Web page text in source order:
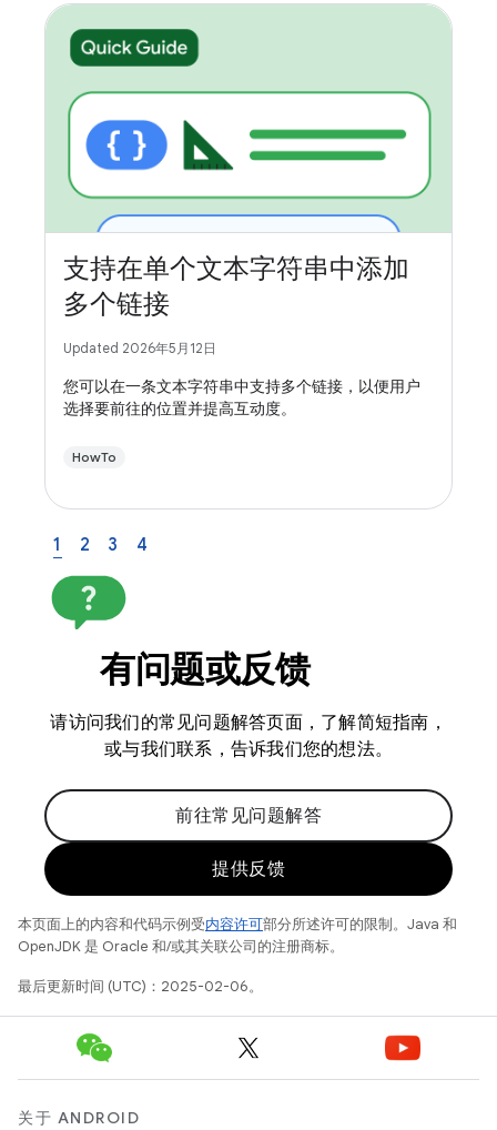
支持在单个文本字符串中添加
多个链接
Updated 2026年5月12日
您可以在一条文本字符串中支持多个链接，以便用户
选择要前往的位置并提高互动度。
HowTo
1 2 3 4
有问题或反馈
请访问我们的常见问题解答页面，了解简短指南，
或与我们联系，告诉我们您的想法。
前往常见问题解答
提供反馈
本页面上的内容和代码示例受内容许可部分所述许可的限制。Java 和
OpenJDK 是 Oracle 和/或其关联公司的注册商标。
最后更新时间 (UTC)：2025-02-06。
关于 ANDROID